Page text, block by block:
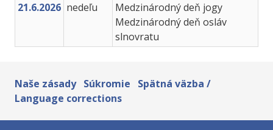
21.6.2026 nedeľu
Medzinárodný deň jogy
Medzinárodný deň osláv
slnovratu
Naše zásady Súkromie
Spätná väzba /
Language corrections